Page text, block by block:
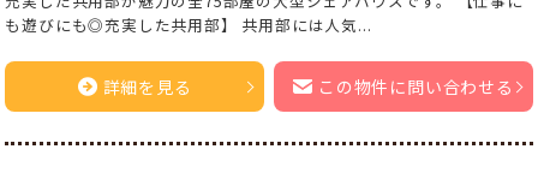
も遊びにも◎充実した共用部】 共用部には人気...
詳細を見る この物件に問い合わせる